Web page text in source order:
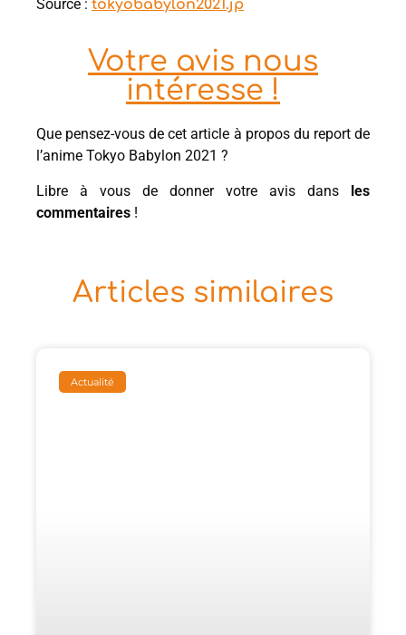
Source : tokyobabylon2021.jp
Votre avis nous
intéresse !
Que pensez-vous de cet article à propos du report de
l’anime Tokyo Babylon 2021 ?
Libre à vous de donner votre avis dans les
commentaires !
Articles similaires
Actualité